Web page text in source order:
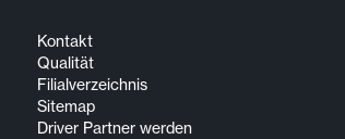
Kontakt
Qualität
Filialverzeichnis
Sitemap
Driver Partner werden